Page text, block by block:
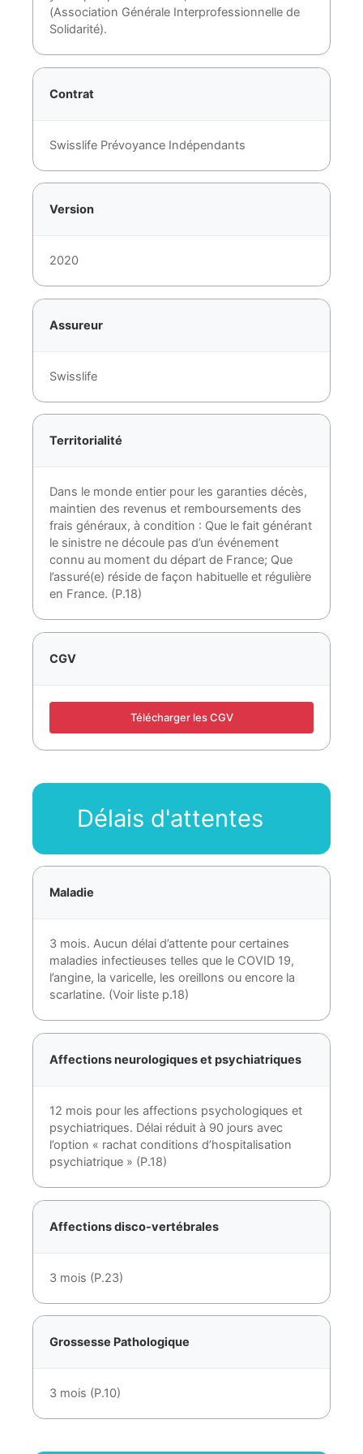
(Association Générale Interprofessionnelle de
Solidarité).
Contrat
Swisslife Prévoyance Indépendants
Version
2020
Assureur
Swisslife
Territorialité
Dans le monde entier pour les garanties décès,
maintien des revenus et remboursements des
frais généraux, à condition : Que le fait générant
le sinistre ne découle pas d’un événement
connu au moment du départ de France; Que
l’assuré(e) réside de façon habituelle et régulière
en France. (P.18)
CGV
Télécharger les CGV
Délais d'attentes
Maladie
3 mois. Aucun délai d’attente pour certaines
maladies infectieuses telles que le COVID 19,
l’angine, la varicelle, les oreillons ou encore la
scarlatine. (Voir liste p.18)
Affections neurologiques et psychiatriques
12 mois pour les affections psychologiques et
psychiatriques. Délai réduit à 90 jours avec
l’option « rachat conditions d’hospitalisation
psychiatrique » (P.18)
Affections disco-vertébrales
3 mois (P.23)
Grossesse Pathologique
3 mois (P.10)